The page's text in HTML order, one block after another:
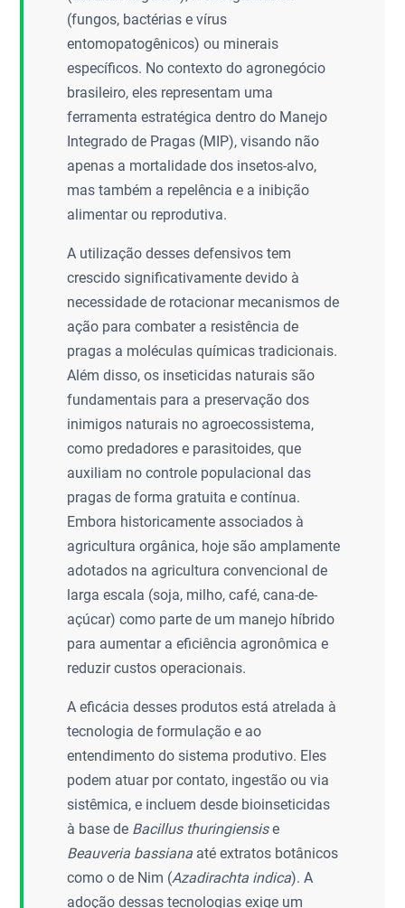
(fungos, bactérias e vírus
entomopatogênicos) ou minerais
específicos. No contexto do agronegócio
brasileiro, eles representam uma
ferramenta estratégica dentro do Manejo
Integrado de Pragas (MIP), visando não
apenas a mortalidade dos insetos-alvo,
mas também a repelência e a inibição
alimentar ou reprodutiva.
A utilização desses defensivos tem
crescido significativamente devido à
necessidade de rotacionar mecanismos de
ação para combater a resistência de
pragas a moléculas químicas tradicionais.
Além disso, os inseticidas naturais são
fundamentais para a preservação dos
inimigos naturais no agroecossistema,
como predadores e parasitoides, que
auxiliam no controle populacional das
pragas de forma gratuita e contínua.
Embora historicamente associados à
agricultura orgânica, hoje são amplamente
adotados na agricultura convencional de
larga escala (soja, milho, café, cana-de-
açúcar) como parte de um manejo híbrido
para aumentar a eficiência agronômica e
reduzir custos operacionais.
A eficácia desses produtos está atrelada à
tecnologia de formulação e ao
entendimento do sistema produtivo. Eles
podem atuar por contato, ingestão ou via
sistêmica, e incluem desde bioinseticidas
à base de Bacillus thuringiensise
Beauveria bassiana até extratos botânicos
como o de Nim (Azadirachta indica). A
adoção dessas tecnologias exige um